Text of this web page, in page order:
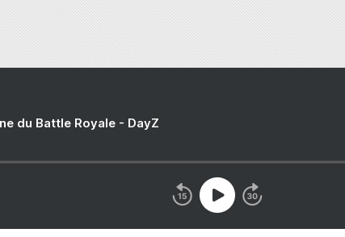
du Battle Royale - DayZ